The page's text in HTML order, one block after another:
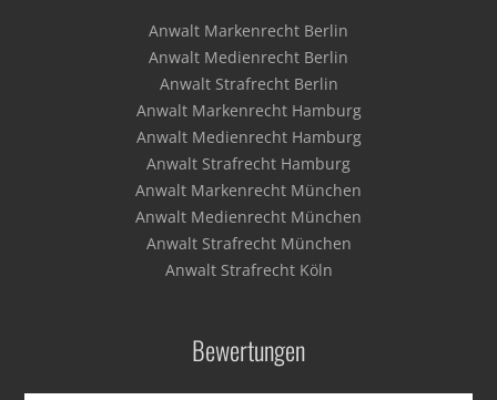
Anwalt Markenrecht Berlin
Anwalt Medienrecht Berlin
Anwalt Strafrecht Berlin
Anwalt Markenrecht Hamburg
Anwalt Medienrecht Hamburg
Anwalt Strafrecht Hamburg
Anwalt Markenrecht München
Anwalt Medienrecht München
Anwalt Strafrecht München
Anwalt Strafrecht Köln
Bewertungen